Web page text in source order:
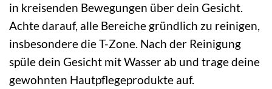
in kreisenden Bewegungen über dein Gesicht.
Achte darauf, alle Bereiche gründlich zu reinigen,
insbesondere die T-Zone. Nach der Reinigung
spüle dein Gesicht mit Wasser ab und trage deine
gewohnten Hautpflegeprodukte auf.